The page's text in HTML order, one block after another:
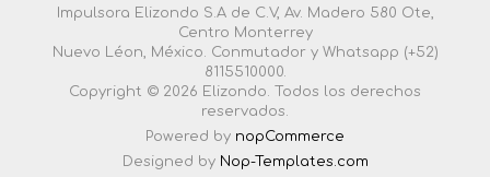
Impulsora Elizondo S.A de C.V, Av. Madero 580 Ote,
Centro Monterrey
Nuevo Léon, México. Conmutador y Whatsapp (+52)
8115510000.
Copyright © 2026 Elizondo. Todos los derechos
reservados.
Powered by nopCommerce
Designed by Nop-Templates.com